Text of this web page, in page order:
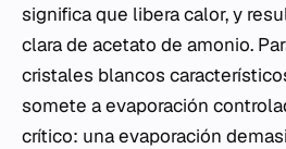
significa que libera calor, y
clara de acetato de amonio.
cristales blancos
somete a evaporación
crítico: una evaporación